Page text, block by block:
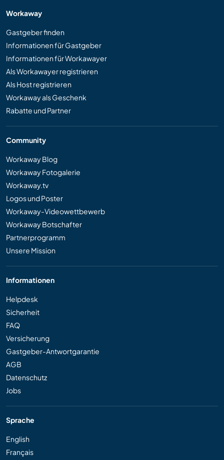
Workaway
Gastgeber finden
Informationen für Gastgeber
Informationen für Workawayer
Als Workawayer registrieren
Als Host registrieren
Workaway als Geschenk
Rabatte und Partner
Community
Workaway Blog
Workaway Fotogalerie
Workaway.tv
Logos und Poster
Workaway-Videowettbewerb
Workaway Botschafter
Partnerprogramm
Unsere Mission
Informationen
Helpdesk
Sicherheit
FAQ
Versicherung
Gastgeber-Antwortgarantie
AGB
Datenschutz
Jobs
Sprache
English
Français